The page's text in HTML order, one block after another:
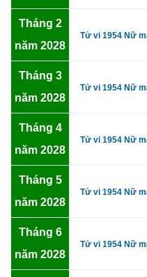
Tháng 2
năm 2028
Tử vi 1954 Nữ
Tháng 3
năm 2028
Tử vi 1954 Nữ
Tháng 4
năm 2028
Tử vi 1954 Nữ
Tháng 5
năm 2028
Tử vi 1954 Nữ
Tháng 6
năm 2028
Tử vi 1954 Nữ